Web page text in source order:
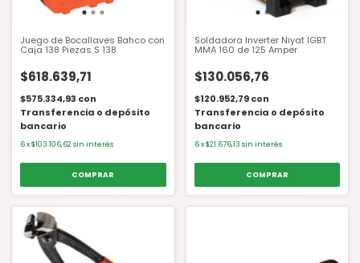
Juego de Bocallaves Bahco con
Caja 138 Piezas S 138
$618.639,71
$575.334,93 con
Transferencia o depósito
bancario
6x$103.106,62 sin interés
Soldadora Inverter Niyat IGBT
MMA 160 de 125 Amper
$130.056,76
$120.952,79con
Transferencia o depósito
bancario
6 x$21.676,13 sin interés